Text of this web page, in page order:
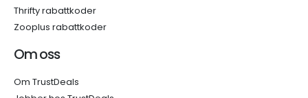
Thrifty rabattkoder
Zooplus rabattkoder
Om oss
Om TrustDeals